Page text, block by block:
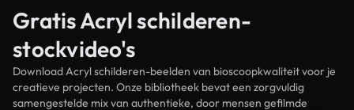
Gratis Acryl schilderen-
stockvideo's
Download Acryl schilderen-beelden van bioscoopkwaliteit voor je
creatieve projecten. Onze bibliotheek bevat een zorgvuldig
samengestelde mix van authentieke, door mensen gefilmde